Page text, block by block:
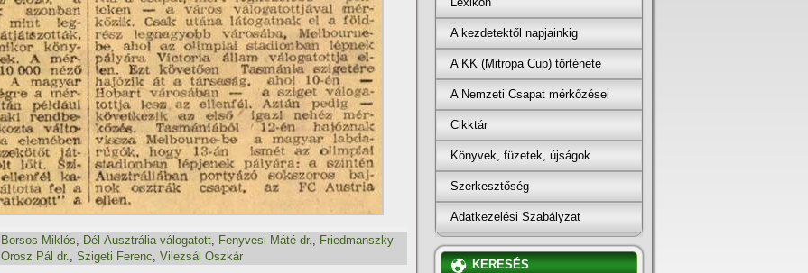
Borsos Miklós, Dél-Ausztrália válogatott, Fenyvesi Máté dr., Friedmanszky
Orosz Pál dr., Szigeti Ferenc, Vilezsál Oszkár
A kezdetektől napjainkig
A KK (Mitropa Cup) története
A Nemzeti Csapat mérkőzései
Cikktár
Könyvek, füzetek, újságok
Szerkesztőség
Adatkezelési Szabályzat
KERESÉS